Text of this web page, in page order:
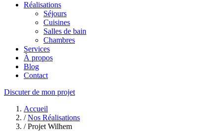
Réalisations
Séjours
Cuisines
Salles de bain
Chambres
Services
À propos
Blog
Contact
Discuter de mon projet
Accueil
/ Nos Réalisations
/ Projet Wilhem